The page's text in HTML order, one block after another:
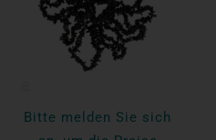
Bitte melden Sie sich